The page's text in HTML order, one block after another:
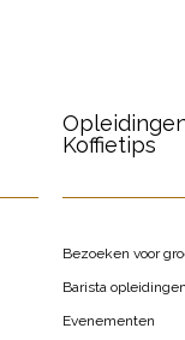
Koffietips
Bezoeken voor
Barista opleidingen
Evenementen